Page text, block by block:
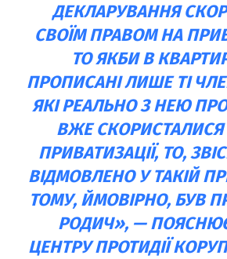
ДЕКЛАРУВАННЯ
СВОЇМ ПРАВОМ НА
ТО ЯКБИ В
ПРОПИСАНІ ЛИШЕ ТІ
ЯКІ РЕАЛЬНО З НЕЮ
ВЖЕ
ПРИВАТИЗАЦІЇ, ТО,
ВІДМОВЛЕНО У ТАКІЙ
ТОМУ, ЙМОВІРНО, БУВ
РОДИЧ», —
ЦЕНТРУ ПРОТИДІЇ